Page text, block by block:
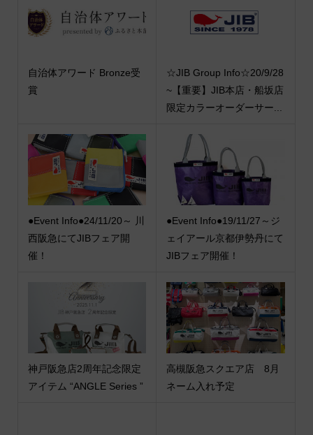
自治体アワード Bronze受
賞
☆JIB Group Info☆20/9/28
~【重要】JIB本店・船坂店
限定カラーオーダーサー...
●Event Info●24/11/20～ 川
西阪急にてJIBフェア開
催！
●Event Info●19/11/27～ジ
ェイアール京都伊勢丹にて
JIBフェア開催！
神戸阪急店2周年記念限定
アイテム “ANGLE Series ”
高槻阪急スクエア店 8月
ネーム入れ予定